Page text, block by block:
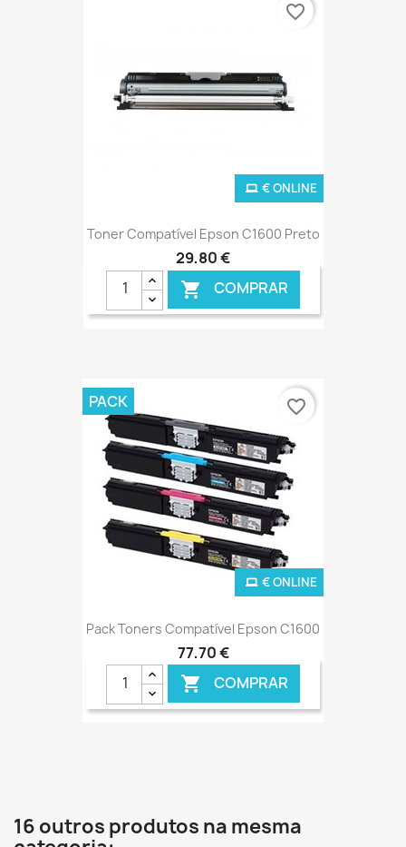
Toner Compatível Epson C1600 Preto
29,80 €
 COMPRAR
€ ONLINE
favorite_border
Pack Toners Compatível Epson C1600
77,70 €
 COMPRAR
€ ONLINE
PACK favorite_border
16 outros produtos na mesma